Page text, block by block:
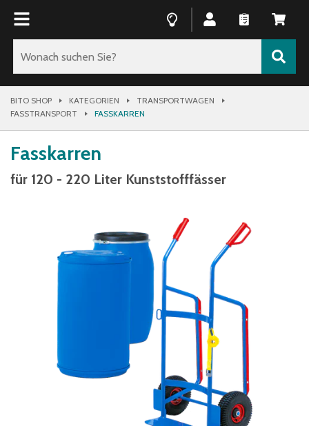
BITO SHOP KATEGORIEN
TRANSPORTWAGEN
FASSTRANSPORT
FASSKARREN
Fasskarren
für 120 - 220 Liter Kunststofffässer